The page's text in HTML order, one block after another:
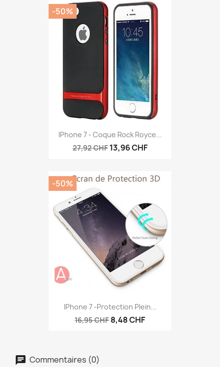
IPhone 7 - Coque Rock Royce...
27,92 CHF 13,96 CHF
-50%
IPhone 7 -protection Plein...
16,95 CHF 8,48 CHF
-50%
Commentaires (0)